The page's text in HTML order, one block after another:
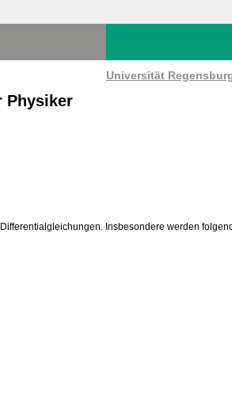
Universität
Physiker
Insbesondere werden